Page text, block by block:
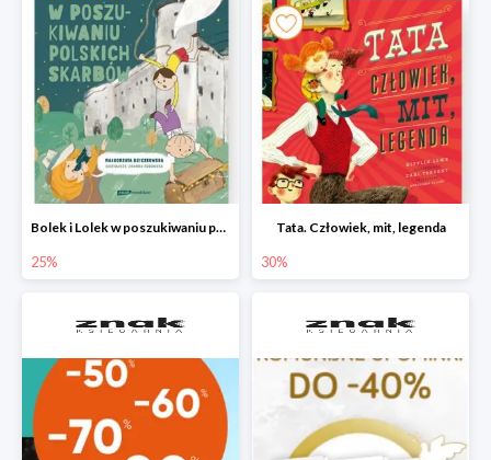
Bolek i Lolek w poszukiwaniu polskich skarbów
25%
Tata. Człowiek, mit, legenda
30%